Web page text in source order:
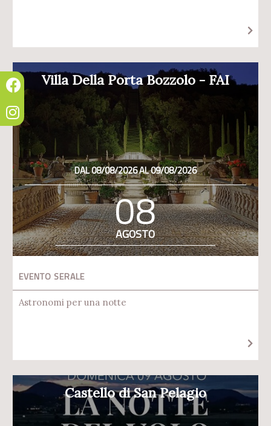
Villa Della Porta Bozzolo - FAI
DAL 08/08/2026 AL 09/08/2026
08
AGOSTO
EVENTO SERALE
Astronomi per una notte
Castello di San Pelagio